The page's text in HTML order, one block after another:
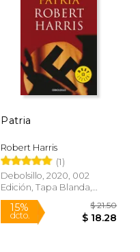
15%
dcto.
Patria
Robert Harris
(1)
Debolsillo, 2020, 002
Edición, Tapa Blanda,
Nuevo